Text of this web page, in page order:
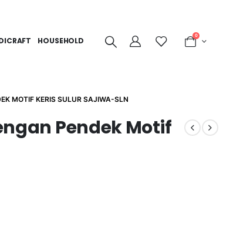
HOUSEHOLD
0
MOTIF KERIS SULUR SAJIWA-SLN
Pendek Motif